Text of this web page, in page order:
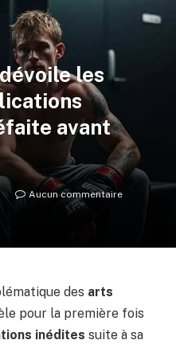
les
avant
Aucun commentaire
des arts
pour la première fois
inédites suite à sa